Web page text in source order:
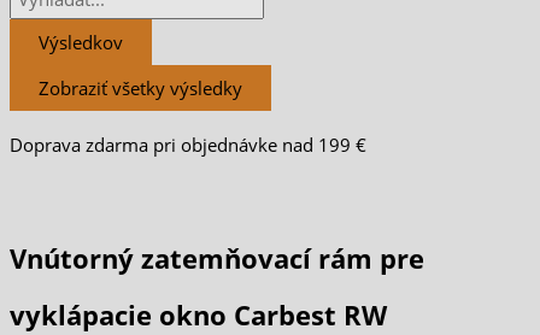
Výsledkov
Zobraziť všetky výsledky
Doprava zdarma pri objednávke nad 199 €
Vnútorný zatemňovací rám pre
vyklápacie okno Carbest RW